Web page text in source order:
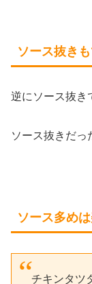
ソース抜き
逆にソース抜き
ソース抜きだっ
ソース多め
チキンタツ